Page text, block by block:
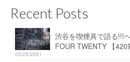
Recent Posts
渋谷を喫煙具で語る!!!
FOUR TWENTY 【420
05/25/2021